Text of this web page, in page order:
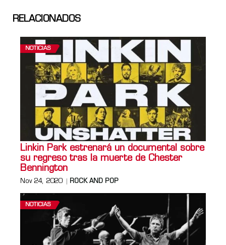
RELACIONADOS
NOTICIAS
Linkin Park estrenará un documental sobre
su regreso tras la muerte de Chester
Bennington
Nov 24, 2020 ROCK AND POP
NOTICIAS